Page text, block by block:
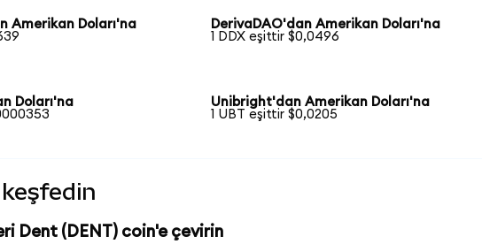
Amerikan Doları'na
DerivaDAO'dan Amerikan Doları'na
1 DDX eşittir $0,0496
Doları'na
Unibright'dan Amerikan Doları'na
1 UBT eşittir $0,0205
Dent (DENT) coin'e çevirin